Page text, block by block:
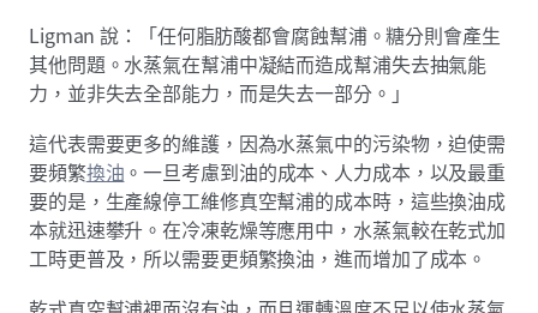
Ligman 說：「任何脂肪酸都會腐蝕幫浦。糖分則會產生
其他問題。水蒸氣在幫浦中凝結而造成幫浦失去抽氣能
力，並非失去全部能力，而是失去一部分。」
這代表需要更多的維護，因為水蒸氣中的污染物，迫使需
要頻繁換油 。一旦考慮到油的成本、人力成本，以及最重
要的是，生產線停工維修真空幫浦的成本時，這些換油成
本就迅速攀升。在冷凍乾燥等應用中，水蒸氣較在乾式加
工時更普及，所以需要更頻繁換油，進而增加了成本。